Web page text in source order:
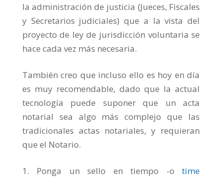
la administración de justicia (Jueces, Fiscales
y Secretarios judiciales) que a la vista del
proyecto de ley de jurisdicción voluntaria se
hace cada vez más necesaria.
También creo que incluso ello es hoy en día
es muy recomendable, dado que la actual
tecnología puede suponer que un acta
notarial sea algo más complejo que las
tradicionales actas notariales, y requieran
que el Notario.
Ponga un sello en tiempo -otime